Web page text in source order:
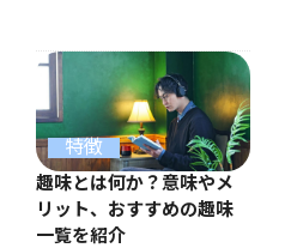
特徴
趣味とは何か？意味やメ
リット、おすすめの趣味
一覧を紹介